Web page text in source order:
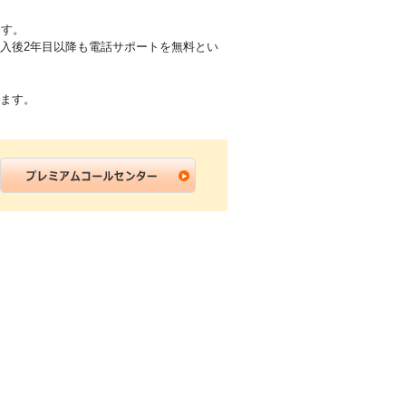
。
後2年目以降も電話サポートを無料とい
す。